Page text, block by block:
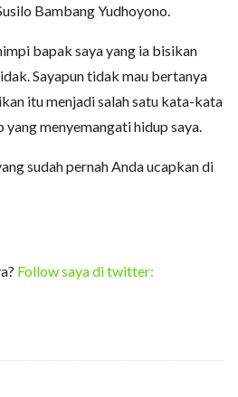
Bambang Yudhoyono.
bapak saya yang ia bisikan
Sayapun tidak mau bertanya
itu menjadi salah satu kata-kata
menyemangati hidup saya.
sudah pernah Anda ucapkan di
Follow saya di twitter: